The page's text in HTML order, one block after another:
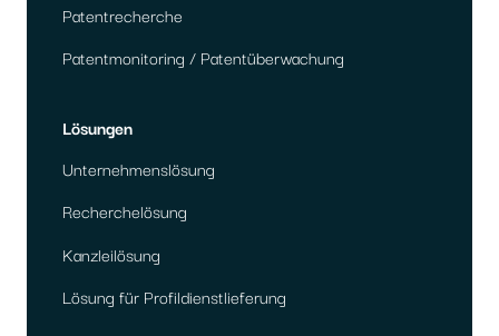
Patentrecherche
Patentmonitoring / Patentüberwachung
Lösungen
Unternehmenslösung
Recherchelösung
Kanzleilösung
Lösung für Profildienstlieferung